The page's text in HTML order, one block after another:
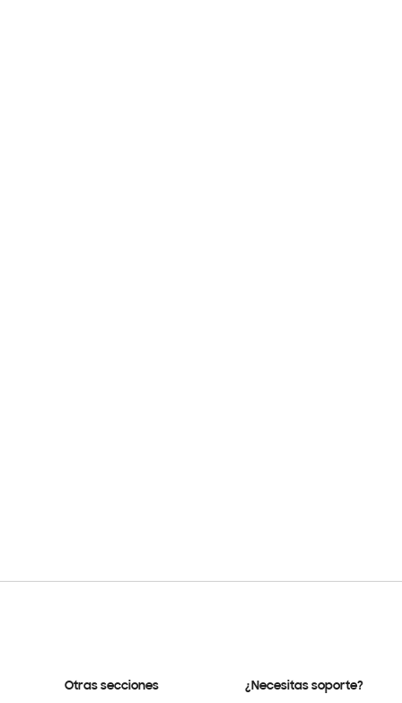
Otras secciones ¿Necesitas soporte?